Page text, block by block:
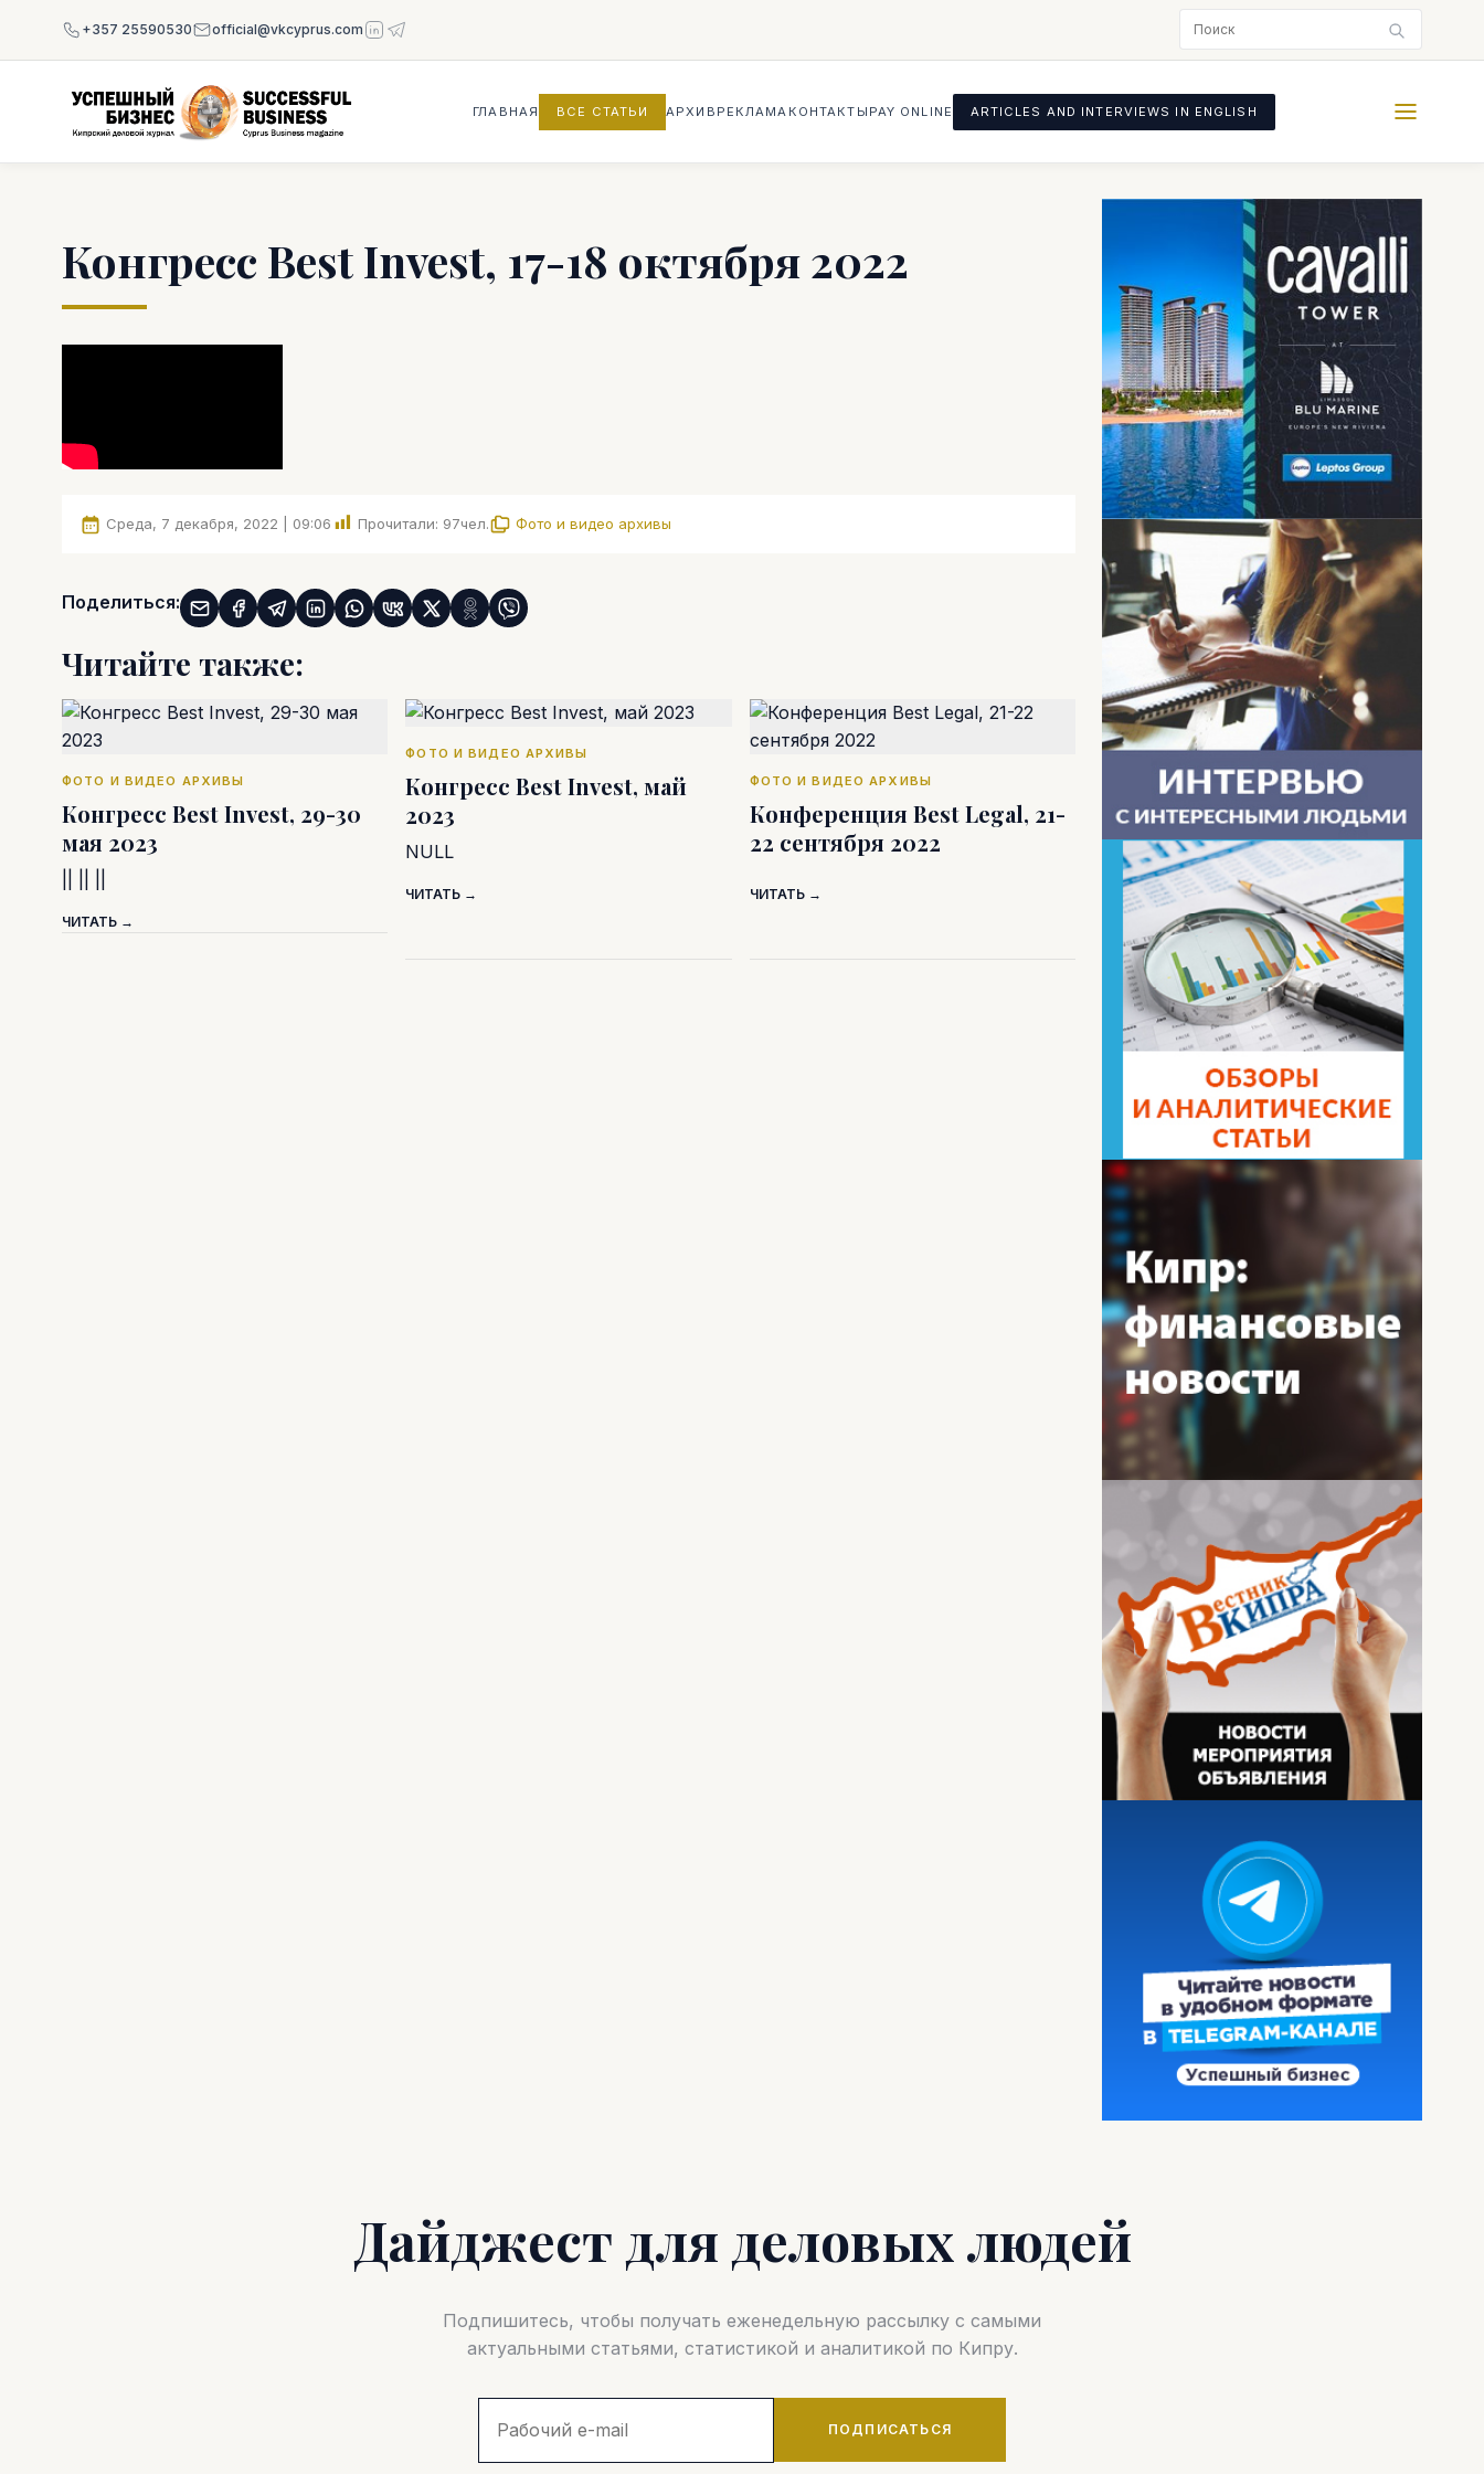
+357 25590530 official@vkcyprus.com
ГЛАВНАЯ ВСЕ СТАТЬИ АРХИВ РЕКЛАМА КОНТАКТЫ PAY ONLINE ARTICLES AND INTERVIEWS IN ENGLISH
Конгресс Best Invest, 17-18 октября 2022
Среда, 7 декабря, 2022 | 09:06 Прочитали: 97чел. Фото и видео архивы
Поделиться:
Читайте также:
ФОТО И ВИДЕО АРХИВЫ
Конгресс Best Invest, 29-30
мая 2023
ЧИТАТЬ →
ФОТО И ВИДЕО АРХИВЫ
Конгресс Best Invest, май
2023
NULL
ЧИТАТЬ →
ФОТО И ВИДЕО АРХИВЫ
Конференция Best Legal, 21-
22 сентября 2022
ЧИТАТЬ →
Дайджест для деловых людей
Подпишитесь, чтобы получать еженедельную рассылку с самыми
актуальными статьями, статистикой и аналитикой по Кипру.
ПОДПИСАТЬСЯ